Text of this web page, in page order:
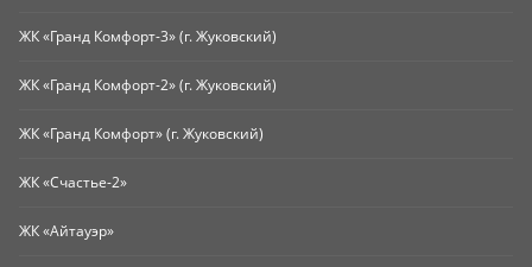
ЖК «Гранд Комфорт-3» (г. Жуковский)
ЖК «Гранд Комфорт-2» (г. Жуковский)
ЖК «Гранд Комфорт» (г. Жуковский)
ЖК «Счастье-2»
ЖК «Айтауэр»